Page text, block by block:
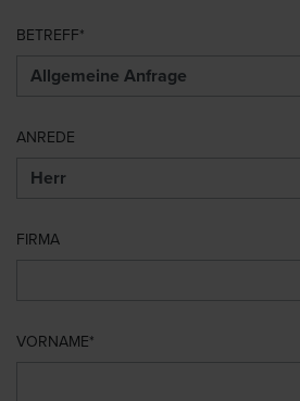
BETREFF
ANREDE
FIRMA
VORNAME